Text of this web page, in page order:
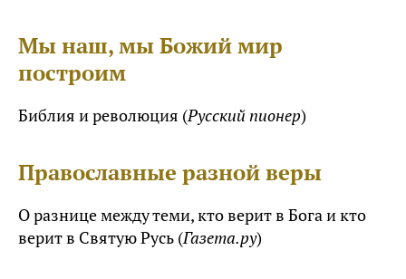
Мы наш, мы Божий мир
построим
Библия и революция (Русский пионер)
Православные разной веры
О разнице между теми, кто верит в Бога и кто
верит в Святую Русь (Газета.ру)